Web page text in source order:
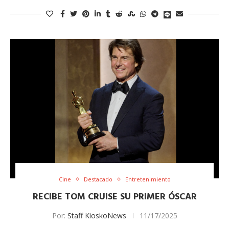
Cine Destacado Entretenimiento
RECIBE TOM CRUISE SU PRIMER ÓSCAR
Por: Staff KioskoNews 11/17/2025